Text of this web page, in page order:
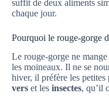
suffit de deux aliments
chaque jour.
Pourquoi le rouge-gorge
Le rouge-gorge ne
les moineaux. Il ne se
hiver, il préfère les
vers et les insectes, qu’il